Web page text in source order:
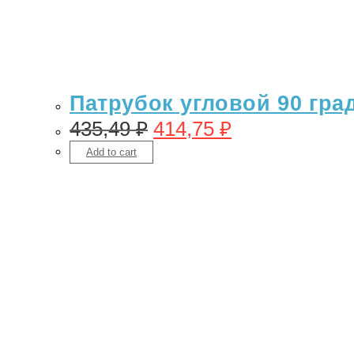
Патрубок угловой 90
435,49₽ 414,75 ₽
Add to cart